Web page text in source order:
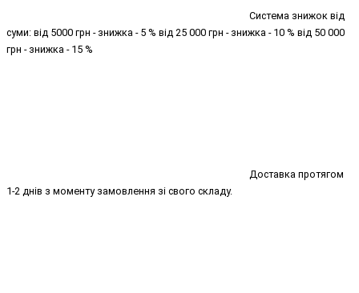
Система знижок від
суми: від 5000 грн - знижка - 5 % від 25 000 грн - знижка - 10 % від 50 000
грн - знижка - 15 %
Доставка протягом
1-2 днів з моменту замовлення зі свого складу.